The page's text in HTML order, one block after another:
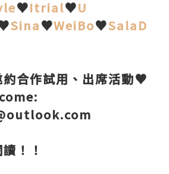
♥Itrial♥U
Sina♥WeiBo♥SalaD
合作試用、出席活動♥
！ ！